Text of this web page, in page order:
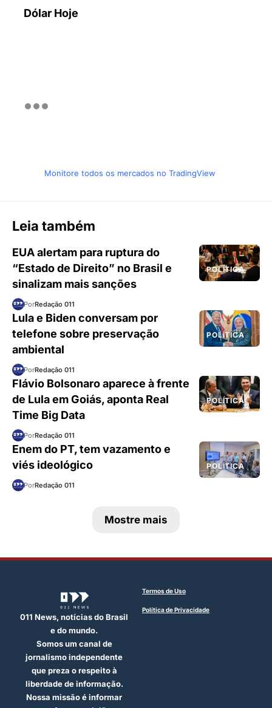
Dólar Hoje
Monitore todos os mercados no TradingView
Leia também
POLÍTICA
EUA alertam para ruptura do
“Estado de Direito” no Brasil e
sinalizam mais sanções
PorRedação 011
POLÍTICA
Lula e Biden conversam por
telefone sobre preservação
ambiental
PorRedação 011
POLÍTICA
Flávio Bolsonaro aparece à frente
de Lula em Goiás, aponta Real
Time Big Data
PorRedação 011
POLÍTICA
Enem do PT, tem vazamento e
viés ideológico
PorRedação 011
Mostre mais
011 News, notícias do Brasil
e do mundo.
Somos um canal de
jornalismo independente
que preza o respeito à
liberdade de informação.
Nossa missão é informar
Termos de Uso
Política de Privacidade